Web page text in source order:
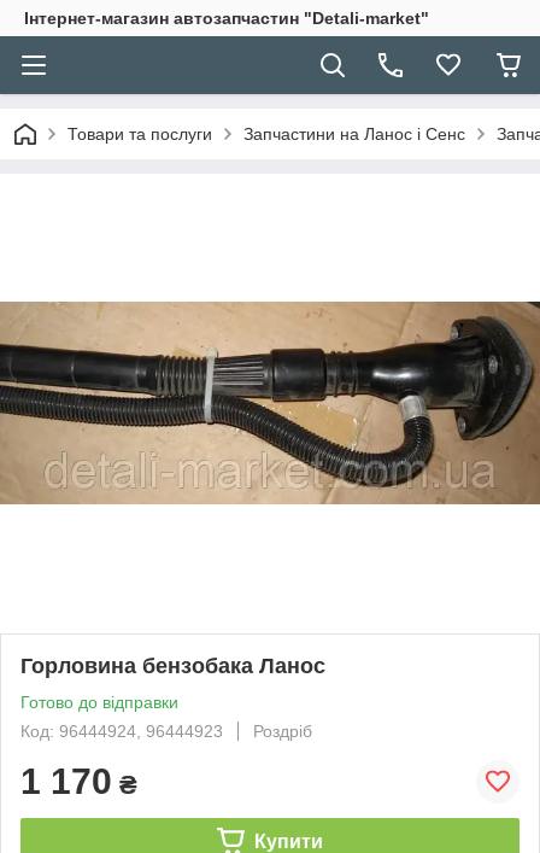
Інтернет-магазин автозапчастин "Detali-market"
Товари та послуги Запчастини на Ланос і Сенс
Горловина бензобака Ланос
Готово до відправки
Код: 96444924, 96444923
Роздріб
1 170 ₴
Купити